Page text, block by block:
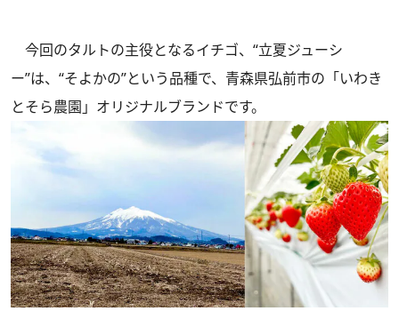
今回のタルトの主役となるイチゴ、“立夏ジューシ
ー”は、“そよかの”という品種で、青森県弘前市の「いわき
とそら農園」オリジナルブランドです。